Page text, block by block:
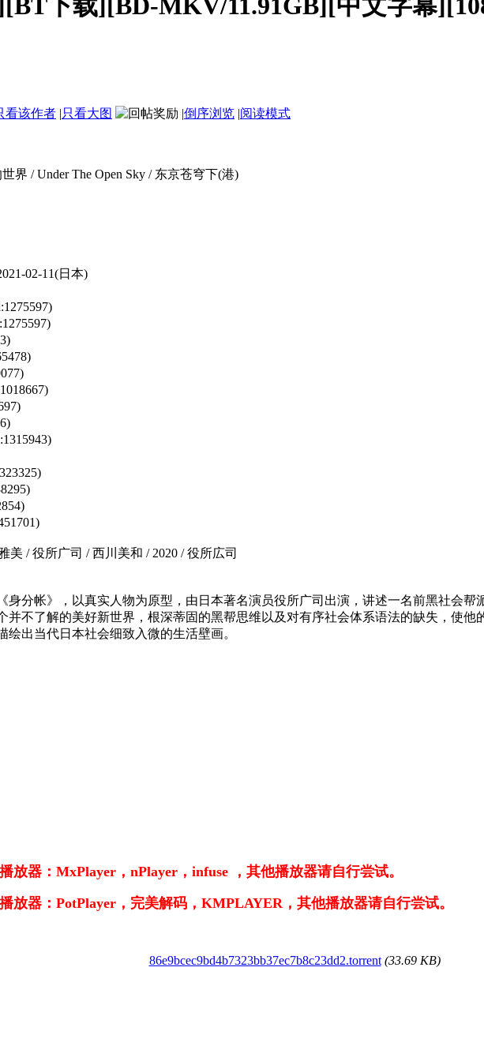
下载][BD-MKV/11.91GB][中文字幕
看该作者 |只看大图 |倒序浏览 |阅读模式
Under The Open Sky / 东京苍穹下(港)
02-11(日本)
役所广司 / 西川美和 / 2020 / 役所広司
帐》，以真实人物为原型，由日本著名演员役所广司出演，讲述一名前黑社会帮
并不了解的美好新世界，根深蒂固的黑帮思维以及对有序社会体系语法的缺失，使
出当代日本社会细致入微的生活壁画。
放器：MxPlayer，nPlayer，infuse ，其他播放器请自行尝试。
放器：PotPlayer，完美解码，KMPLAYER，其他播放器请自行尝试。
86e9bcec9bd4b7323bb37ec7b8c23dd2.torrent (33.69 KB)